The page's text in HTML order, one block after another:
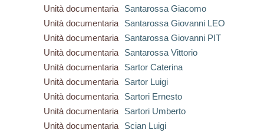
Unità documentaria
Santarossa Giacomo
Unità documentaria
Santarossa Giovanni LEO
Unità documentaria
Santarossa Giovanni PIT
Unità documentaria
Santarossa Vittorio
Unità documentaria
Sartor Caterina
Unità documentaria
Sartor Luigi
Unità documentaria
Sartori Ernesto
Unità documentaria
Sartori Umberto
Unità documentaria
Scian Luigi